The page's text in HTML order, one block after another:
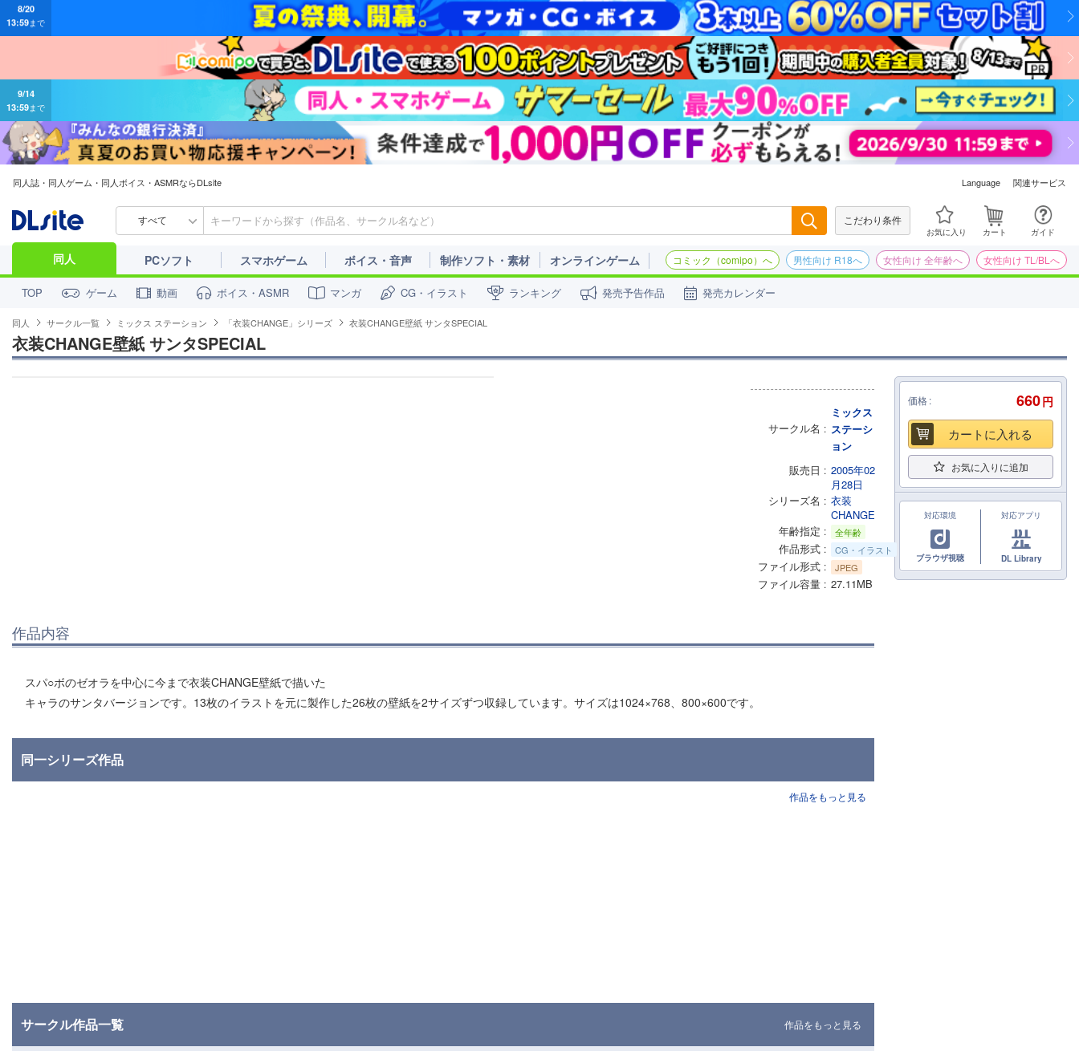
同人誌・同人ゲーム・同人ボイス・ASMRならDLsite Language 関連サービス
すべて こだわり条件
お気に入り カート ガイド
同人 PCソフト スマホゲーム ボイス・音声 制作ソフト・素材 オンラインゲーム コミック（comipo）へ 男性向け R18へ 女性向け 全年齢へ 女性向け TL/BLへ
TOP ゲーム 動画 ボイス・ASMR マンガ CG・イラスト ランキング 発売予告作品 発売カレンダー
同人 サークル一覧 ミックス ステーション 「衣装CHANGE」シリーズ 衣装CHANGE壁紙 サンタSPECIAL
衣装CHANGE壁紙 サンタSPECIAL
サークル名
ミックス
ステーシ
ョン
販売日
2005年02
月28日
シリーズ名
衣装
CHANGE
年齢指定
全年齢
作品形式 CG・イラスト
ファイル形式 JPEG
ファイル容量 27.11MB
作品内容
スパ○ボのゼオラを中心に今まで衣装CHANGE壁紙で描いた
キャラのサンタバージョンです。13枚のイラストを元に製作した26枚の壁紙を2サイズずつ収録しています。サイズは1024×768、800×600です。
同一シリーズ作品
作品をもっと見る
サークル作品一覧 作品をもっと見る
価格 660円
カートに入れる
お気に入りに追加
対応環境
ブラウザ視聴
対応アプリ
DL Library